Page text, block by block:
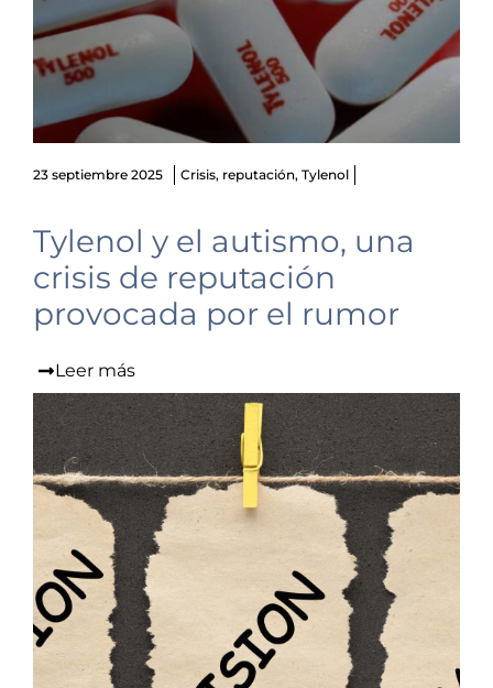
23 septiembre 2025 Crisis, reputación, Tylenol
Tylenol y el autismo, una
crisis de reputación
provocada por el rumor
Leer más